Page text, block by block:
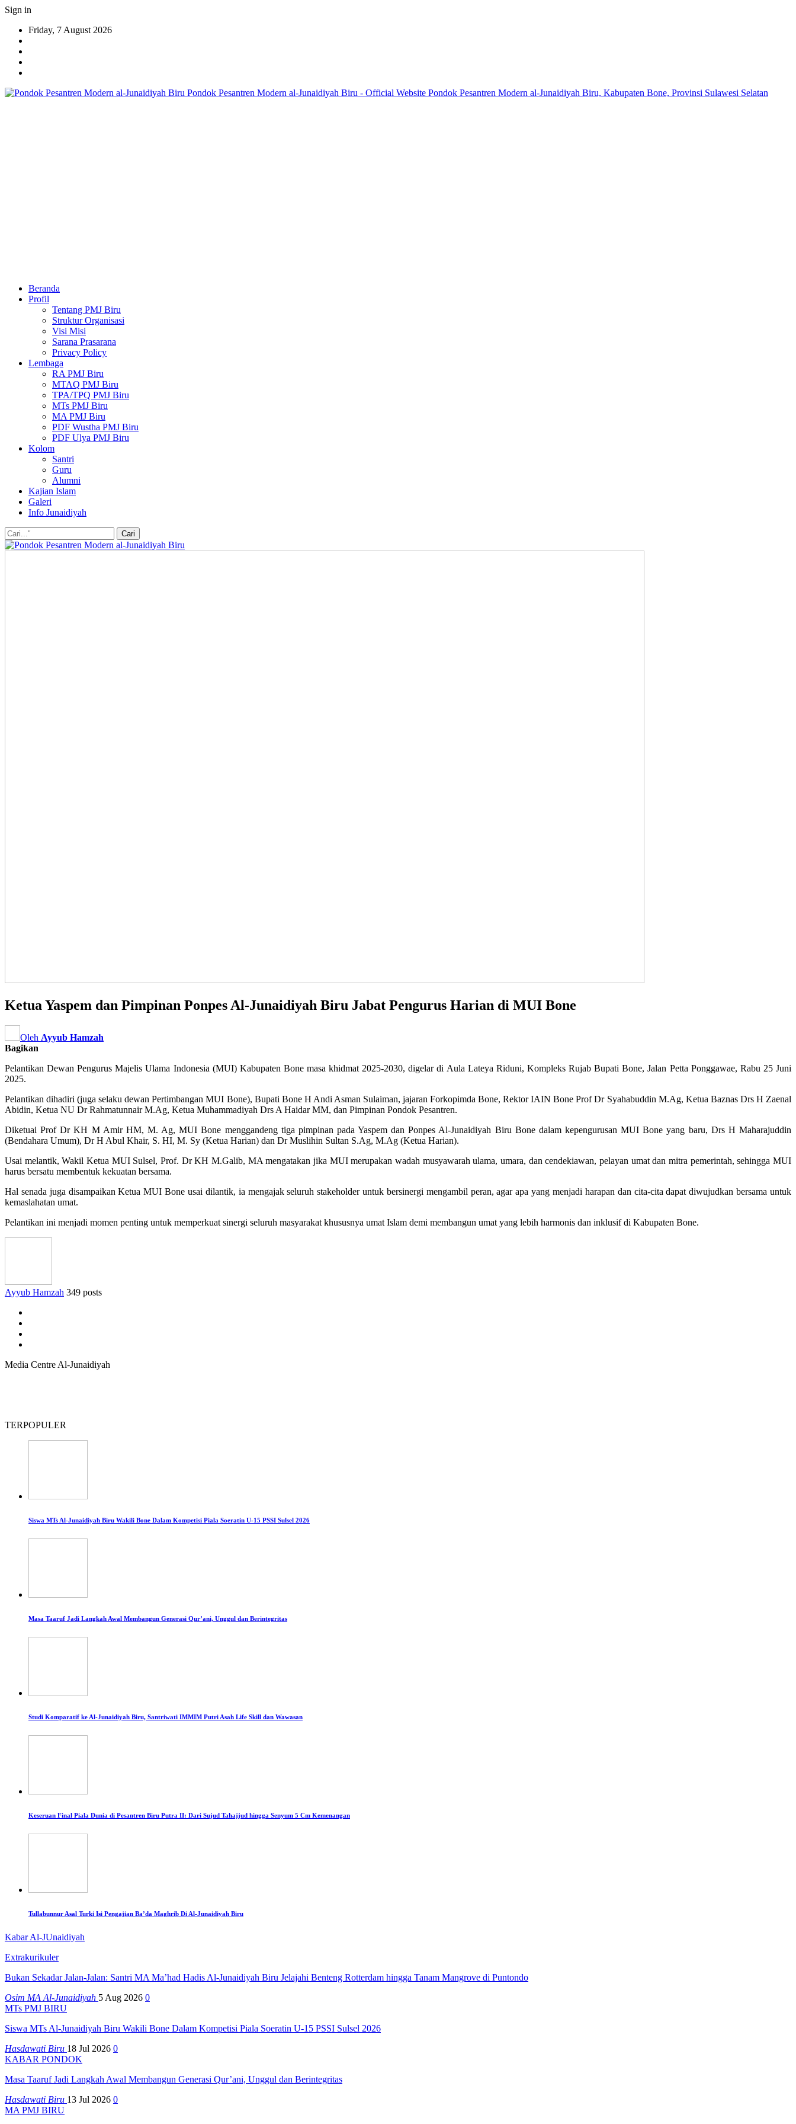
Sign in
Friday, 7 August 2026
Pondok Pesantren Modern al-Junaidiyah Biru - Official Website Pondok Pesantren Modern al-Junaidiyah Biru, Kabupaten Bone, Provinsi Sulawesi Selatan
Beranda
Profil
Tentang PMJ Biru
Struktur Organisasi
Visi Misi
Sarana Prasarana
Privacy Policy
Lembaga
RA PMJ Biru
MTAQ PMJ Biru
TPA/TPQ PMJ Biru
MTs PMJ Biru
MA PMJ Biru
PDF Wustha PMJ Biru
PDF Ulya PMJ Biru
Kolom
Santri
Guru
Alumni
Kajian Islam
Galeri
Info Junaidiyah
Ketua Yaspem dan Pimpinan Ponpes Al-Junaidiyah Biru Jabat Pengurus Harian di MUI Bone
Oleh Ayyub Hamzah
Bagikan
Pelantikan Dewan Pengurus Majelis Ulama Indonesia (MUI) Kabupaten Bone masa khidmat 2025-2030, digelar di Aula Lateya Riduni, Kompleks Rujab Bupati Bone, Jalan Petta Ponggawae, Rabu 25 Juni
2025.
Pelantikan dihadiri (juga selaku dewan Pertimbangan MUI Bone), Bupati Bone H Andi Asman Sulaiman, jajaran Forkopimda Bone, Rektor IAIN Bone Prof Dr Syahabuddin M.Ag, Ketua Baznas Drs H Zaenal
Abidin, Ketua NU Dr Rahmatunnair M.Ag, Ketua Muhammadiyah Drs A Haidar MM, dan Pimpinan Pondok Pesantren.
Diketuai Prof Dr KH M Amir HM, M. Ag, MUI Bone menggandeng tiga pimpinan pada Yaspem dan Ponpes Al-Junaidiyah Biru Bone dalam kepengurusan MUI Bone yang baru, Drs H Maharajuddin
(Bendahara Umum), Dr H Abul Khair, S. HI, M. Sy (Ketua Harian) dan Dr Muslihin Sultan S.Ag, M.Ag (Ketua Harian).
Usai melantik, Wakil Ketua MUI Sulsel, Prof. Dr KH M.Galib, MA mengatakan jika MUI merupakan wadah musyawarah ulama, umara, dan cendekiawan, pelayan umat dan mitra pemerintah, sehingga MUI
harus bersatu membentuk kekuatan bersama.
Hal senada juga disampaikan Ketua MUI Bone usai dilantik, ia mengajak seluruh stakeholder untuk bersinergi mengambil peran, agar apa yang menjadi harapan dan cita-cita dapat diwujudkan bersama untuk
kemaslahatan umat.
Pelantikan ini menjadi momen penting untuk memperkuat sinergi seluruh masyarakat khususnya umat Islam demi membangun umat yang lebih harmonis dan inklusif di Kabupaten Bone.
Ayyub Hamzah 349 posts
Media Centre Al-Junaidiyah
TERPOPULER
Siswa MTs Al-Junaidiyah Biru Wakili Bone Dalam Kompetisi Piala Soeratin U-15 PSSI Sulsel 2026
Masa Taaruf Jadi Langkah Awal Membangun Generasi Qur’ani, Unggul dan Berintegritas
Studi Komparatif ke Al-Junaidiyah Biru, Santriwati IMMIM Putri Asah Life Skill dan Wawasan
Keseruan Final Piala Dunia di Pesantren Biru Putra II: Dari Sujud Tahajjud hingga Senyum 5 Cm Kemenangan
Tullabunnur Asal Turki Isi Pengajian Ba’da Maghrib Di Al-Junaidiyah Biru
Kabar Al-JUnaidiyah
Extrakurikuler
Bukan Sekadar Jalan-Jalan: Santri MA Ma’had Hadis Al-Junaidiyah Biru Jelajahi Benteng Rotterdam hingga Tanam Mangrove di Puntondo
Osim MA Al-Junaidiyah 5 Aug 2026 0
MTs PMJ BIRU
Siswa MTs Al-Junaidiyah Biru Wakili Bone Dalam Kompetisi Piala Soeratin U-15 PSSI Sulsel 2026
Hasdawati Biru 18 Jul 2026 0
KABAR PONDOK
Masa Taaruf Jadi Langkah Awal Membangun Generasi Qur’ani, Unggul dan Berintegritas
Hasdawati Biru 13 Jul 2026 0
MA PMJ BIRU